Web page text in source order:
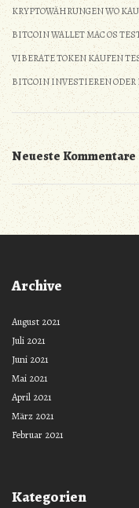
KRYPTOWÄHRUNGEN WO
BITCOIN WALLET MAC OS
VIBERATE TOKEN KAUFEN
BITCOIN INVESTIEREN
Neueste Kommentare
Archive
August 2021
Juli 2021
Juni 2021
Mai 2021
April 2021
März 2021
Februar 2021
Kategorien